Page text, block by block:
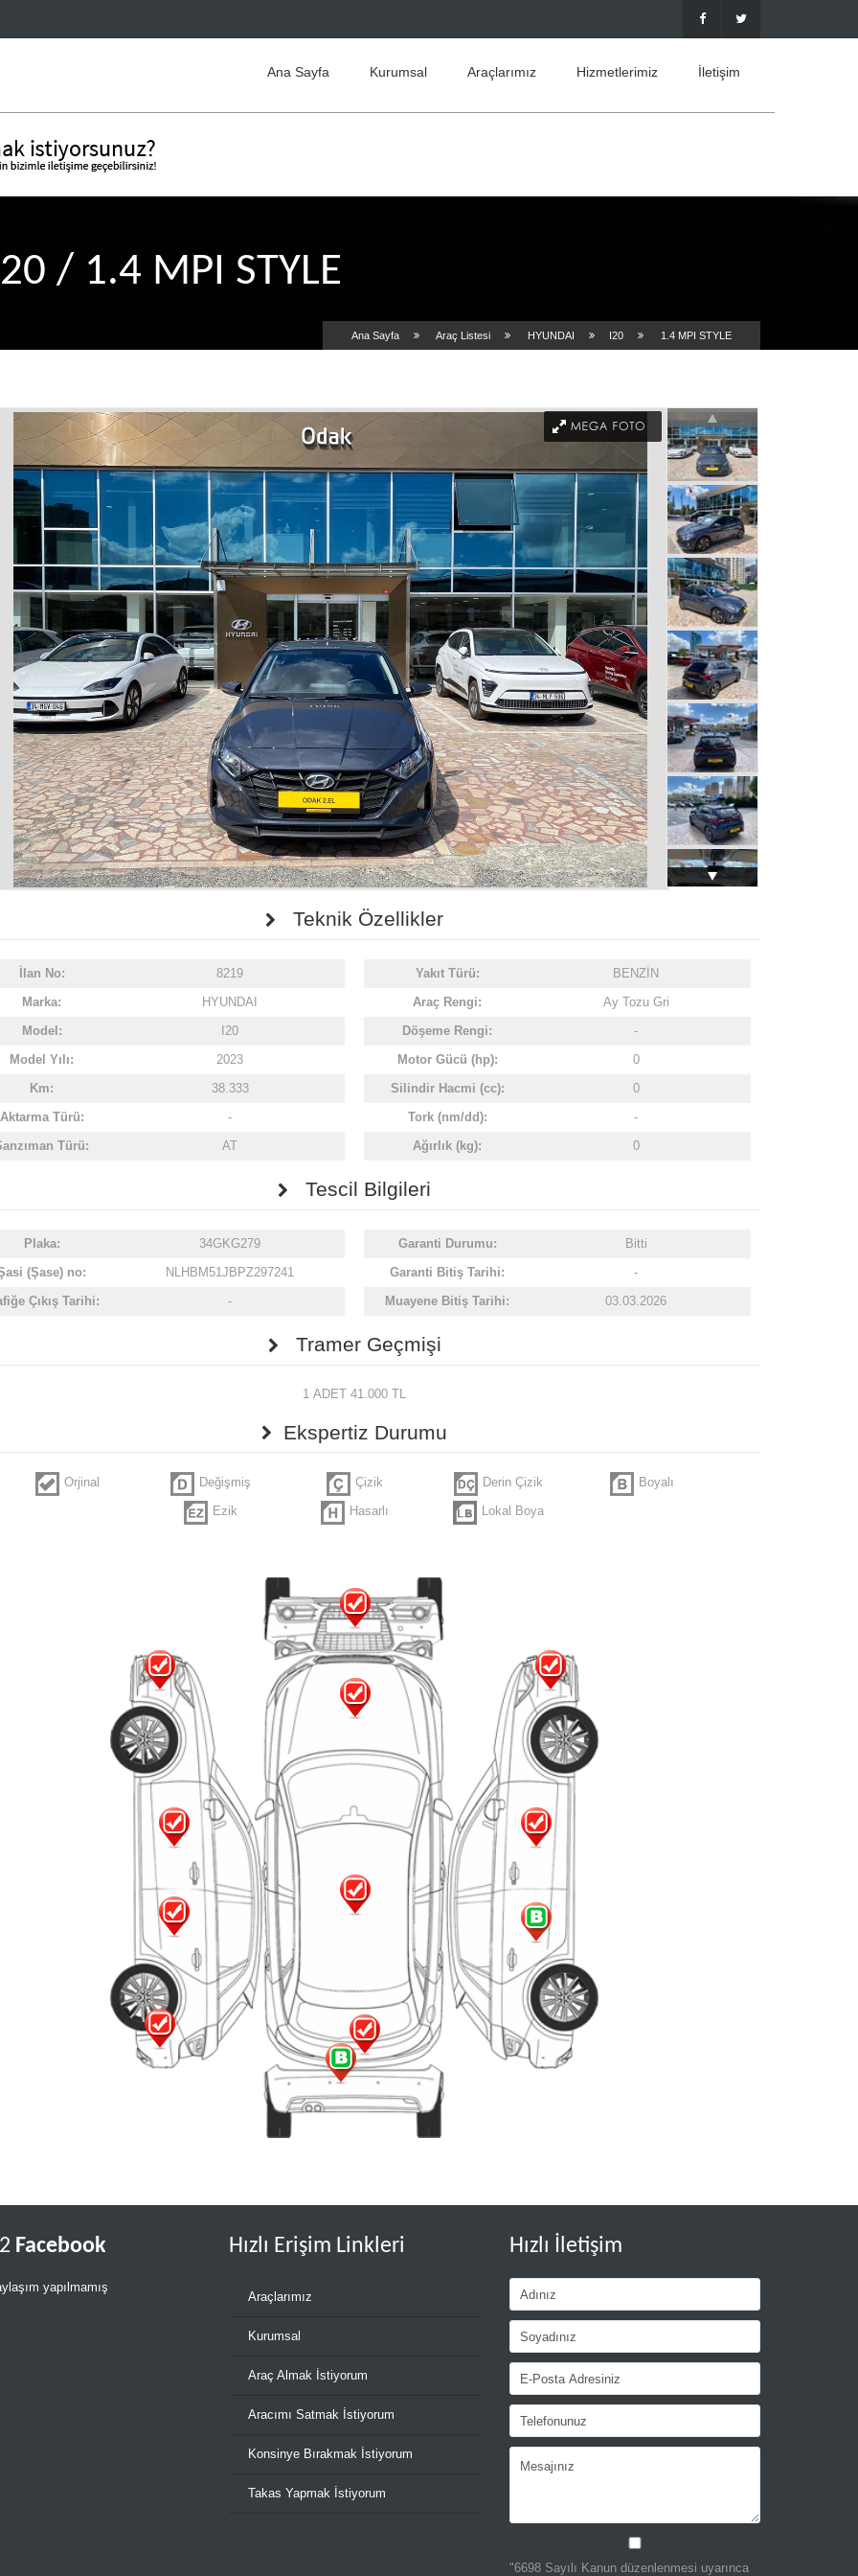
Ana Sayfa Kurumsal Araçlarımız Hizmetlerimiz İletişim
/ 1.4 MPI STYLE
Ana Sayfa Araç Listesi HYUNDAI I20 1.4 MPI STYLE
Teknik Özellikler
İlan No:
8219
Marka:
HYUNDAI
Model:
I20
Model Yılı:
2023
Km:
38.333
Aktarma Türü:
-
Türü:
AT
Yakıt Türü:
BENZİN
Araç Rengi:
Ay Tozu Gri
Döşeme Rengi:
-
Motor Gücü (hp):
0
Silindir Hacmi (cc):
0
Tork (nm/dd):
-
Ağırlık (kg):
0
Tescil Bilgileri
Plaka:
34GKG279
(Şase) no:
NLHBM51JBPZ297241
Çıkış Tarihi:
-
Garanti Durumu:
Bitti
Garanti Bitiş Tarihi:
-
Muayene Bitiş Tarihi:
03.03.2026
Tramer Geçmişi
1 ADET 41.000 TL
Ekspertiz Durumu
Orjinal Değişmiş Çizik Derin Çizik
Boyalı
Ezik
Hasarlı Lokal Boya
Facebook
yapılmamış
Hızlı Erişim Linkleri
Araçlarımız
Kurumsal
Araç Almak İstiyorum
Aracımı Satmak İstiyorum
Konsinye Bırakmak İstiyorum
Takas Yapmak İstiyorum
Hızlı İletişim
"6698 Sayılı Kanun düzenlenmesi uyarınca